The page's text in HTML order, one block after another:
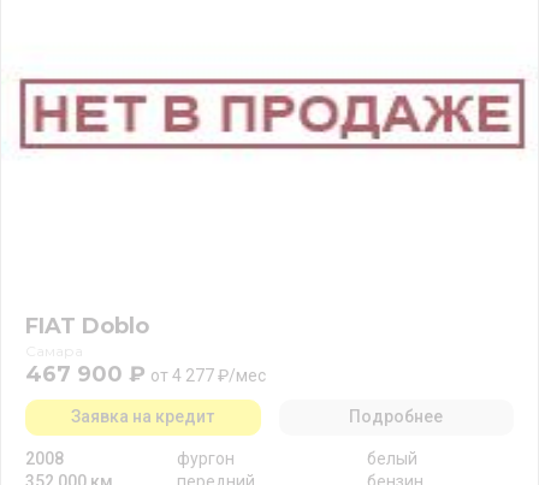
FIAT Doblo
Самара
467 900 ₽ от 4 277 ₽/мес
2008
352 000 км
фургон
передний
белый
бензин
Заявка на кредит Подробнее